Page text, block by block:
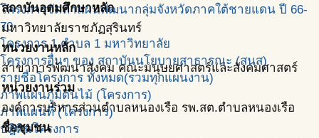
โครงการจัดทำแผนพัฒนากลุ่มจังหวัดภาคใต้ชายแดน ปี 66-
70
โครงการ 1 ตำบล 1 มหาวิทยาลัย
โครงการอื่นๆ ของ สถาบันนโยบายสาธารณะ (สนส)
รายชื่อโครงการ ทั้งหมด(รวมทุกแผนงาน)
ภาพแผนภูมิต้นไม้ (โครงการ)
ภาพแผนที่ (โครงการ)
ปฎิทินโครงการ
สถาบันอุดมศึกษาหลัก
มหาวิทยาลัยราชภัฏสุรินทร์
หน่วยงานหลัก
สาขาการพัฒนาสังคม คณะมนุษยศาสตร์และสังคมศาสตร์
หน่วยงานร่วม
องค์การบริหารส่วนตำบลหนองเรือ รพ.สต.ตำบลหนองเรือ
ชื่อชุมชน